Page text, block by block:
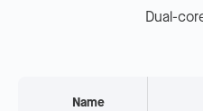
Dual-
Name